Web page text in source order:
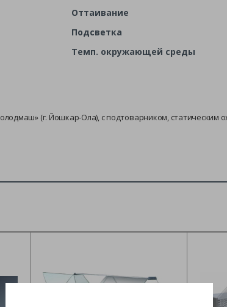
Оттаивание
Подсветка
Темп. окружающей среды
(г. Йошкар-Ола), с подтоварником, статическим